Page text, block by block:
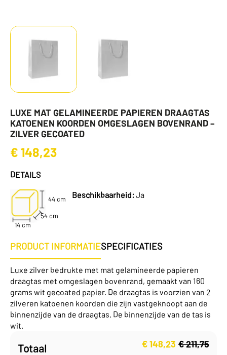
LUXE MAT GELAMINEERDE PAPIEREN DRAAGTAS
KATOENEN KOORDEN OMGESLAGEN BOVENRAND –
ZILVER GECOATED
€ 148,23
DETAILS
44 cm
54 cm
14 cm
Beschikbaarheid:Ja
PRODUCT INFORMATIESPECIFICATIES
Luxe zilver bedrukte met mat gelamineerde papieren
draagtas met omgeslagen bovenrand, gemaakt van 160
grams wit gecoated papier. De draagtas is voorzien van 2
zilveren katoenen koorden die zijn vastgeknoopt aan de
binnenzijde van de draagtas. De binnenzijde van de tas is
wit.
Totaal €211,75
Oorspronkelijke
€148,23
Huidige